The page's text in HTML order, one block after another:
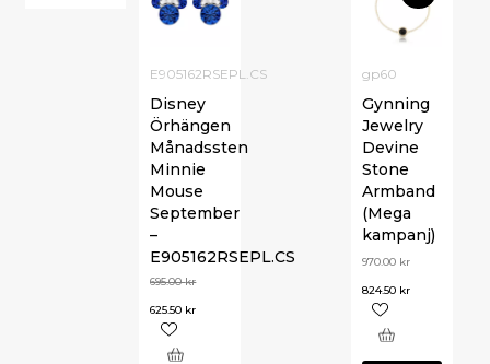
gp60
Gynning
Jewelry
Devine
Stone
Armband
(Mega
kampanj)
970.00 kr
824.50 kr
E905162RSEPL.CS
Disney
Örhängen
Månadssten
Minnie
Mouse
September
–
E905162RSEPL.CS
695.00kr
625.50 kr